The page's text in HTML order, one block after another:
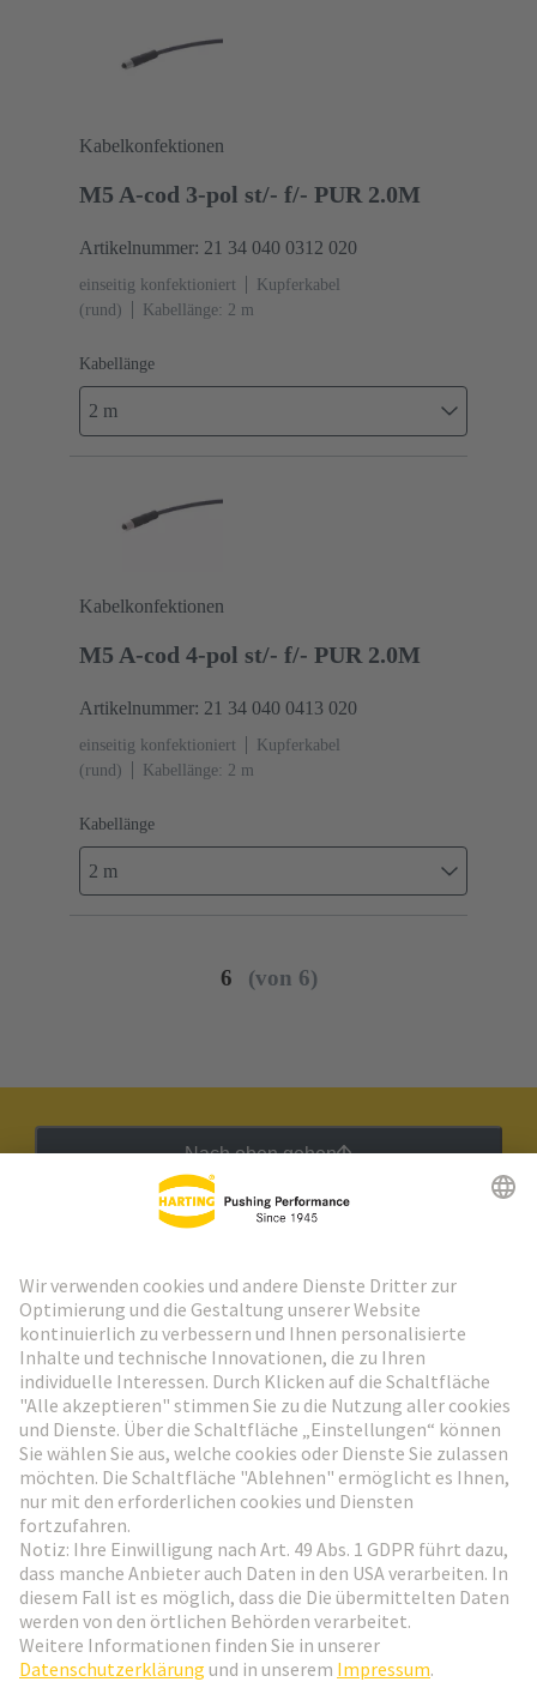
Kabelkonfektionen
M5 A-cod 3-pol st/- f/- PUR 2.0M
Artikelnummer: 21 34 040 0312 020
einseitig konfektioniert
Kupferkabel
(rund)
Kabellänge: 2 m
Kabellänge
2 m
Kabelkonfektionen
M5 A-cod 4-pol st/- f/- PUR 2.0M
Artikelnummer: 21 34 040 0413 020
einseitig konfektioniert
Kupferkabel
(rund)
Kabellänge: 2 m
Kabellänge
2 m
6 (von 6)
Nach oben gehen
Weiter zur Anmeldung
Social Media
Österreich Deutsch